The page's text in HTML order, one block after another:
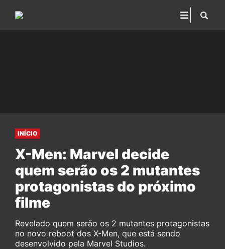
INÍCIO
X-Men: Marvel decide
quem serão os 2 mutantes
protagonistas do próximo
filme
Revelado quem serão os 2 mutantes protagonistas
no novo reboot dos X-Men, que está sendo
desenvolvido pela Marvel Studios.